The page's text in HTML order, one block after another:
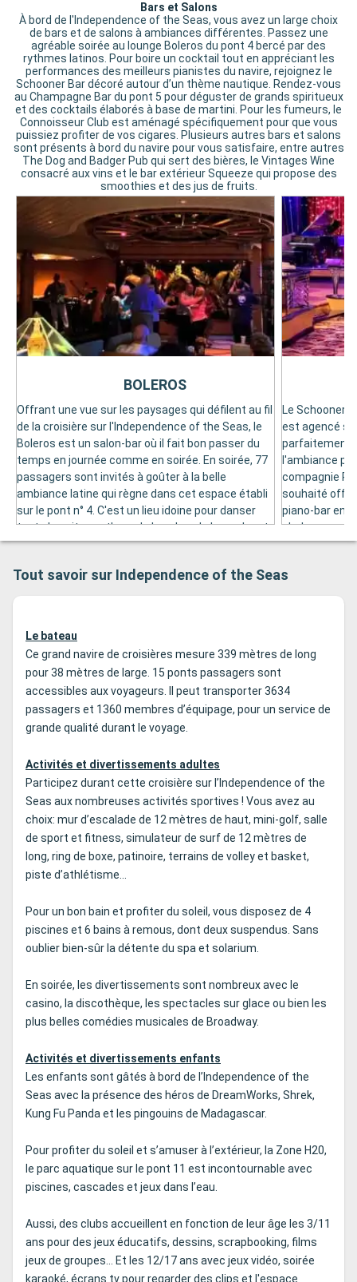
Bars et Salons
À bord de l'Independence of the Seas, vous avez un large choix
de bars et de salons à ambiances différentes. Passez une
agréable soirée au lounge Boleros du pont 4 bercé par des
rythmes latinos. Pour boire un cocktail tout en appréciant les
performances des meilleurs pianistes du navire, rejoignez le
Schooner Bar décoré autour d’un thème nautique. Rendez-vous
au Champagne Bar du pont 5 pour déguster de grands spiritueux
et des cocktails élaborés à base de martini. Pour les fumeurs, le
Connoisseur Club est aménagé spécifiquement pour que vous
puissiez profiter de vos cigares. Plusieurs autres bars et salons
sont présents à bord du navire pour vous satisfaire, entre autres
The Dog and Badger Pub qui sert des bières, le Vintages Wine
consacré aux vins et le bar extérieur Squeeze qui propose des
smoothies et des jus de fruits.
Offrant une vue sur les paysages qui défilent au fil
de la croisière sur l'Independence of the Seas, le
Boleros est un salon-bar où il fait bon passer du
temps en journée comme en soirée. En soirée, 77
passagers sont invités à goûter à la belle
ambiance latine qui règne dans cet espace établi
sur le pont n° 4. C'est un lieu idoine pour danser
toute la nuit au rythme de la salsa, de la rumba et
de la Bachata. À certains moments de la croisière,
classique pour finir en douceur vos soirées.
BOLEROS
Le Schooner
est agencé
parfaitement
l'ambiance
compagnie
souhaité offrir
piano-bar en
chaleureuse
marin. En
un moment
Tout savoir sur Independence of the Seas
Le bateau
Ce grand navire de croisières mesure 339 mètres de long
pour 38 mètres de large. 15 ponts passagers sont
accessibles aux voyageurs. Il peut transporter 3634
passagers et 1360 membres d’équipage, pour un service de
grande qualité durant le voyage.
Activités et divertissements adultes
Participez durant cette croisière sur l’Independence of the
Seas aux nombreuses activités sportives ! Vous avez au
choix: mur d’escalade de 12 mètres de haut, mini-golf, salle
de sport et fitness, simulateur de surf de 12 mètres de
long, ring de boxe, patinoire, terrains de volley et basket,
piste d’athlétisme…
Pour un bon bain et profiter du soleil, vous disposez de 4
piscines et 6 bains à remous, dont deux suspendus. Sans
oublier bien-sûr la détente du spa et solarium.
En soirée, les divertissements sont nombreux avec le
casino, la discothèque, les spectacles sur glace ou bien les
plus belles comédies musicales de Broadway.
Activités et divertissements enfants
Les enfants sont gâtés à bord de l’Independence of the
Seas avec la présence des héros de DreamWorks, Shrek,
Kung Fu Panda et les pingouins de Madagascar.
Pour profiter du soleil et s’amuser à l’extérieur, la Zone H20,
le parc aquatique sur le pont 11 est incontournable avec
piscines, cascades et jeux dans l’eau.
Aussi, des clubs accueillent en fonction de leur âge les 3/11
ans pour des jeux éducatifs, dessins, scrapbooking, films
jeux de groupes... Et les 12/17 ans avec jeux vidéo, soirée
karaoké, écrans tv pour regarder des clips et l'espace